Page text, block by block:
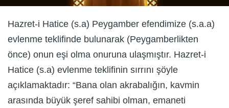
Hazret-i Hatice (s.a) Peygamber efendimize (s.a.a)
evlenme teklifinde bulunarak (Peygamberlikten
önce) onun eşi olma onuruna ulaşmıştır. Hazret-i
Hatice (s.a) evlenme teklifinin sırrını şöyle
açıklamaktadır: “Bana olan akrabalığın, kavmin
arasında büyük şeref sahibi olman, emaneti